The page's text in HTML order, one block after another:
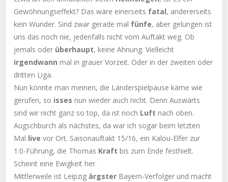
Gewöhnungseffekt? Das wäre einerseits fatal, andererseits
kein Wunder. Sind zwar gerade mal fünfe, aber gelungen ist
uns das noch nie, jedenfalls nicht vom Auftakt weg. Ob
jemals oder überhaupt, keine Ahnung. Vielleicht
irgendwannmal in grauer Vorzeit. Oder in der zweiten oder
dritten Liga.
Nun könnte man meinen, die Länderspielpause käme wie
gerufen, so issesnun wieder auch nicht. Denn Auswärts
sind wir nicht ganz so top, da ist noch Luftnach oben.
Augschburch als nächstes, da war ich sogar beim letzten
Mal livevor Ort. Saisonauftakt 15/16, ein Kalou-Elfer zur
1:0-Führung, die Thomas Kraftbis zum Ende festhielt.
Scheint eine Ewigkeit her.
Mittlerweile ist Leipzig ärgster Bayern-Verfolger und macht